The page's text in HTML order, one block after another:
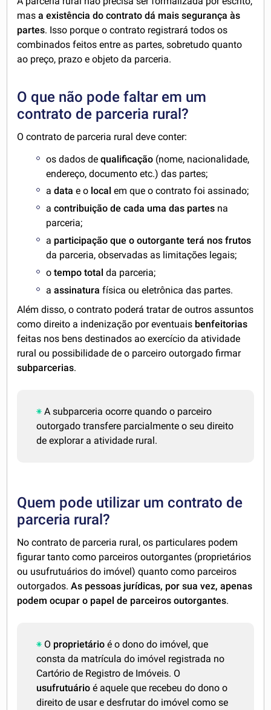
masa existência do contrato dá mais segurança às
partes. Isso porque o contrato registrará todos os
combinados feitos entre as partes, sobretudo quanto
ao preço, prazo e objeto da parceria.
O que não pode faltar em um
contrato de parceria rural?
O contrato de parceria rural deve conter:
os dados dequalificação (nome, nacionalidade,
endereço, documento etc.) das partes;
adatae o local em que o contrato foi assinado;
acontribuição de cada uma das partes na
parceria;
a participação que o outorgante terá nos frutos
da parceria, observadas as limitações legais;
otempo total da parceria;
aassinaturafísica ou eletrônica das partes.
Além disso, o contrato poderá tratar de outros assuntos
como direito a indenização por eventuais benfeitorias
feitas nos bens destinados ao exercício da atividade
rural ou possibilidade de o parceiro outorgado firmar
subparcerias.
A subparceria ocorre quando o parceiro
outorgado transfere parcialmente o seu direito
de explorar a atividade rural.
Quem pode utilizar um contrato de
parceria rural?
No contrato de parceria rural, os particulares podem
figurar tanto como parceiros outorgantes (proprietários
ou usufrutuários do imóvel) quanto como parceiros
outorgados. As pessoas jurídicas, por sua vez, apenas
podem ocupar o papel de parceiros outorgantes.
O proprietárioé o dono do imóvel, que
consta da matrícula do imóvel registrada no
Cartório de Registro de Imóveis. O
usufrutuárioé aquele que recebeu do dono o
direito de usar e desfrutar do imóvel como se